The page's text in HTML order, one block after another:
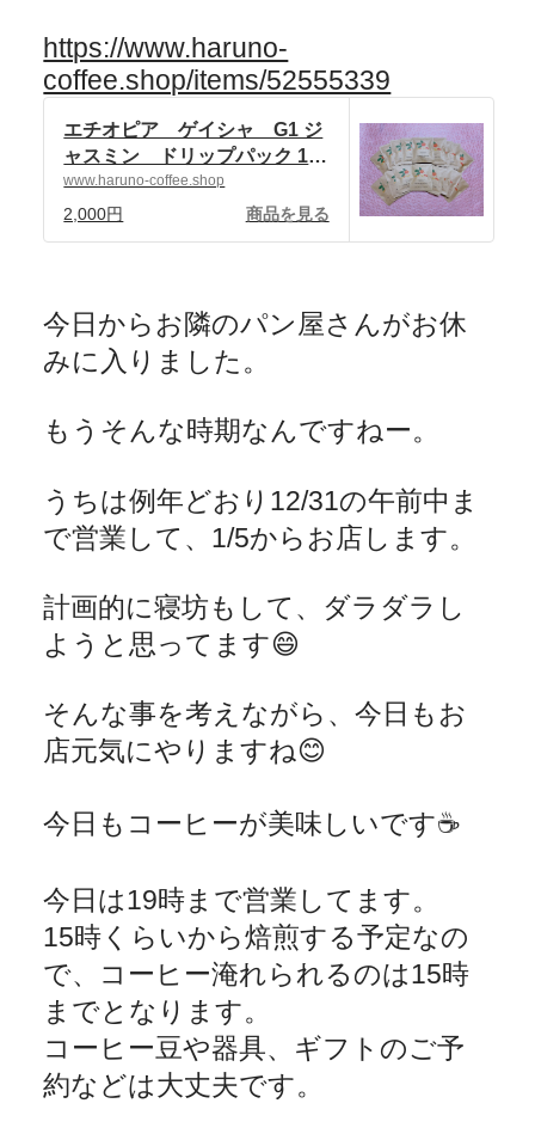
https://www.haruno-
coffee.shop/items/52555339
エチオピア ゲイシャ G1 ジ
ャスミン ドリップパック 10
個 | 自家焙煎珈琲 ハルノ珈琲
powered by BASE
www.haruno-coffee.shop
2,000円 商品を見る
今日からお隣のパン屋さんがお休
みに入りました。
もうそんな時期なんですねー。
うちは例年どおり 12/31の午前中ま
で営業して、 1/5からお店します。
計画的に寝坊もして、ダラダラし
ようと思ってます😄
そんな事を考えながら、今日もお
店元気にやりますね😊
今日もコーヒーが美味しいです☕️
今日は19時まで営業してます。
15時くらいから焙煎する予定なの
で、コーヒー淹れられるのは15時
までとなります。
コーヒー豆や器具、ギフトのご予
約などは大丈夫です。